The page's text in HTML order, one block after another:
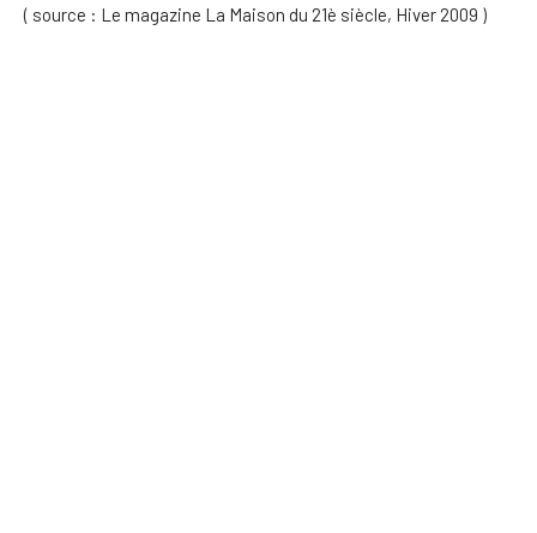
( source : Le magazine La Maison du 21è siècle, Hiver 2009 )